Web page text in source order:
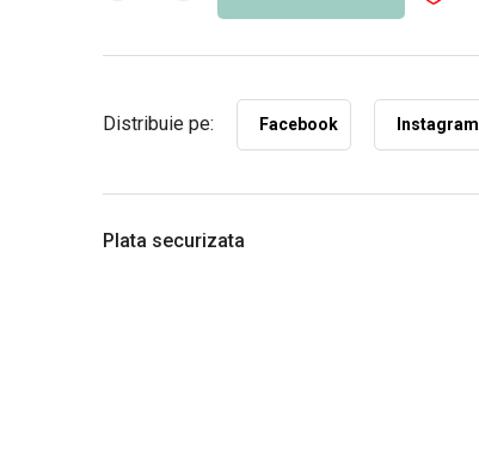
Distribuie pe: Facebook Instagram
Plata securizata